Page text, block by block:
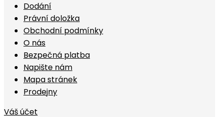
Dodání
Právní doložka
Obchodní podmínky
O nás
Bezpečná platba
Napište nám
Mapa stránek
Prodejny
Váš účet